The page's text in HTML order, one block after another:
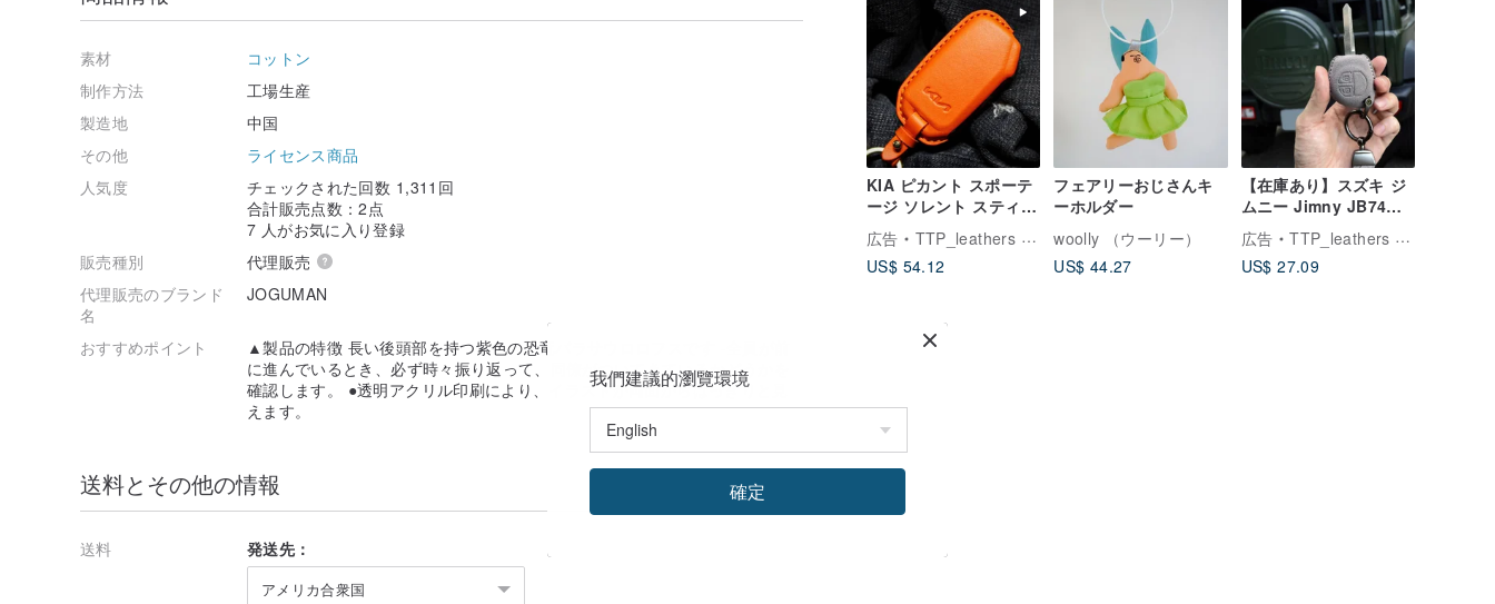
KIA ピカント スポーテ
ージ ソレント スティン
ガー EV6 車のキー レザ
ー ケース
広告
TTP_leathers ポセイトン・レザーアトリエ
US$ 54.12
フェアリーおじさんキ
ーホルダー
woolly （ウーリー）
US$ 44.27
【在庫あり】スズキ ジ
ムニー Jimny JB74
Nomad Ignis キーケー
ス
広告
TTP_leathers ポセイトン・レザーアトリエ
US$ 27.09
素材
コットン
制作方法
工場生産
製造地
中国
その他
ライセンス商品
人気度
チェックされた回数 1,311回
合計販売点数：2点
7 人がお気に入り登録
販売種別
代理販売
代理販売のブランド
名
JOGUMAN
おすすめポイント
▲製品の特徴 長い後頭部を持つ紫色の恐竜パラサウロロフスです -全員が前
に進んでいるとき、必ず時々振り返って、同僚がついてきているかどうかを
確認します。 ●透明アクリル印刷により、イラストが両面からはっきりと見
えます。
送料とその他の情報
送料 発送先：
アメリカ合衆国
我們建議的瀏覽環境
確定